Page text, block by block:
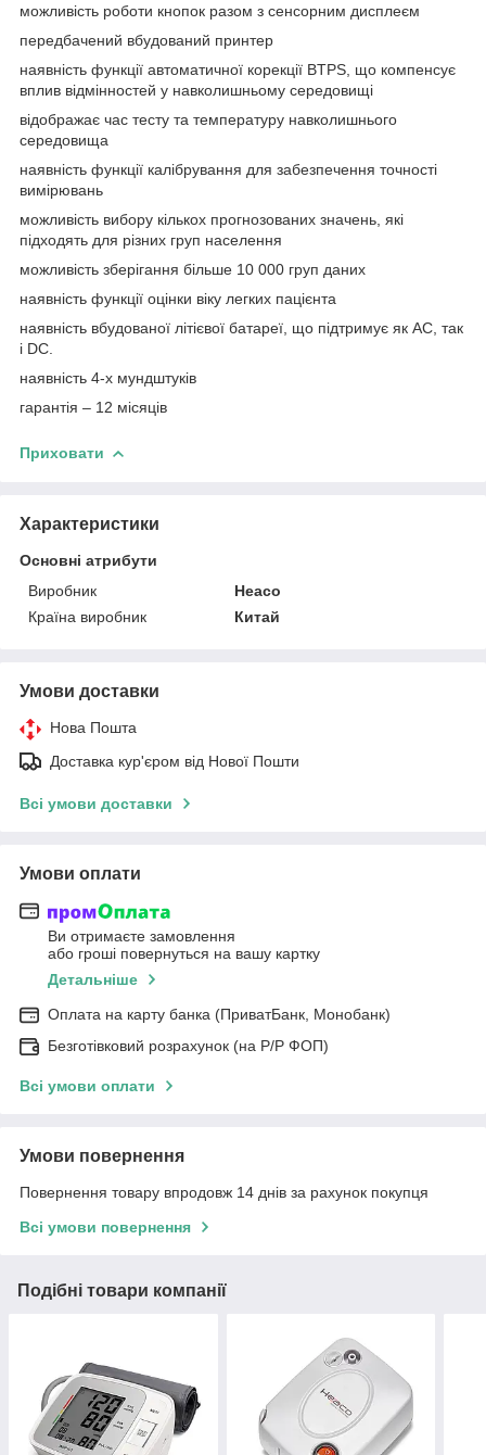
можливість роботи кнопок разом з сенсорним дисплеєм
передбачений вбудований принтер
наявність функції автоматичної корекції BTPS, що компенсує
вплив відмінностей у навколишньому середовищі
відображає час тесту та температуру навколишнього
середовища
наявність функції калібрування для забезпечення точності
вимірювань
можливість вибору кількох прогнозованих значень, які
підходять для різних груп населення
можливість зберігання більше 10 000 груп даних
наявність функції оцінки віку легких пацієнта
наявність вбудованої літієвої батареї, що підтримує як AC, так
і DC.
наявність 4-х мундштуків
гарантія – 12 місяців
Приховати
Характеристики
Основні атрибути
Виробник
Heaco
Країна виробник
Китай
Умови доставки
Нова Пошта
Доставка кур'єром від Нової Пошти
Всі умови доставки
Умови оплати
Ви отримаєте замовлення
або гроші повернуться на вашу картку
Детальніше
Оплата на карту банка (ПриватБанк, Монобанк)
Безготівковий розрахунок (на Р/Р ФОП)
Всі умови оплати
Умови повернення
Повернення товару впродовж 14 днів за рахунок покупця
Всі умови повернення
Подібні товари компанії